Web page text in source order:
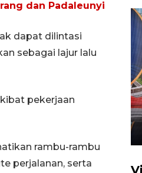
dan Padaleunyi
dapat dilintasi
sebagai lajur lalu
pekerjaan
rambu-rambu
perjalanan, serta
sebidang di